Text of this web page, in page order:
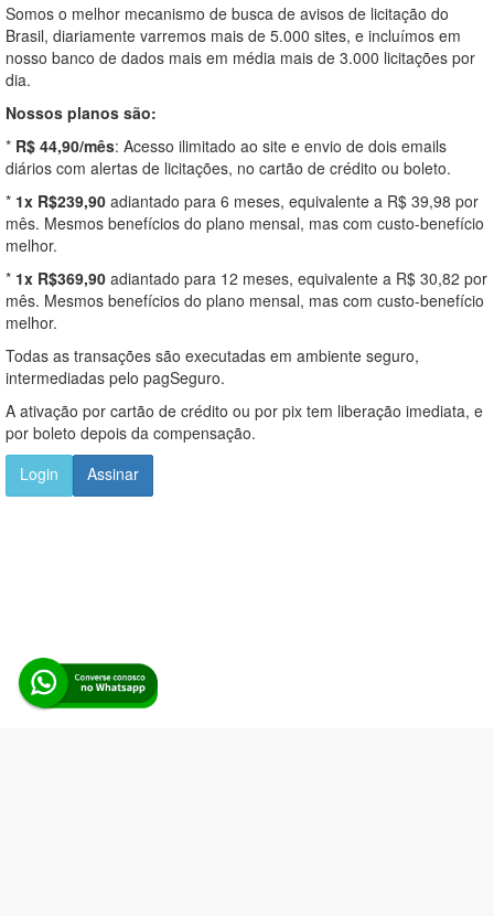
Somos o melhor mecanismo de busca de avisos de licitação do
Brasil, diariamente varremos mais de 5.000 sites, e incluímos em
nosso banco de dados mais em média mais de 3.000 licitações por
dia.
Nossos planos são:
* R$ 44,90/mês: Acesso ilimitado ao site e envio de dois emails
diários com alertas de licitações, no cartão de crédito ou boleto.
* 1x R$239,90 adiantado para 6 meses, equivalente a R$ 39,98 por
mês. Mesmos benefícios do plano mensal, mas com custo-benefício
melhor.
* 1x R$369,90 adiantado para 12 meses, equivalente a R$ 30,82 por
mês. Mesmos benefícios do plano mensal, mas com custo-benefício
melhor.
Todas as transações são executadas em ambiente seguro,
intermediadas pelo pagSeguro.
A ativação por cartão de crédito ou por pix tem liberação imediata, e
por boleto depois da compensação.
Login
Assinar